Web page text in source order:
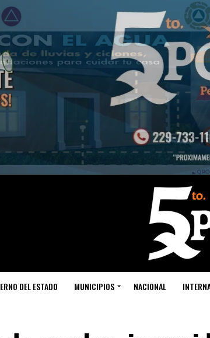
DEL ESTADO MUNICIPIOS NACIONAL